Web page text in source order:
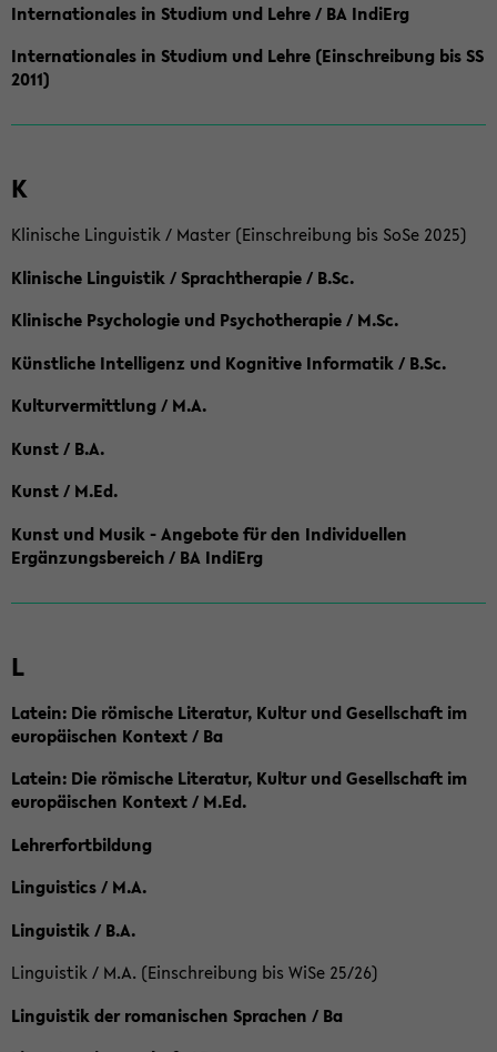
Internationales in Studium und Lehre / BA IndiErg
Internationales in Studium und Lehre (Einschreibung bis SS
2011)
K
Klinische Linguistik / Master (Einschreibung bis SoSe 2025)
Klinische Linguistik / Sprachtherapie / B.Sc.
Klinische Psychologie und Psychotherapie / M.Sc.
Künstliche Intelligenz und Kognitive Informatik / B.Sc.
Kulturvermittlung / M.A.
Kunst / B.A.
Kunst / M.Ed.
Kunst und Musik - Angebote für den Individuellen
Ergänzungsbereich / BA IndiErg
L
Latein: Die römische Literatur, Kultur und Gesellschaft im
europäischen Kontext / Ba
Latein: Die römische Literatur, Kultur und Gesellschaft im
europäischen Kontext / M.Ed.
Lehrerfortbildung
Linguistics / M.A.
Linguistik / B.A.
Linguistik / M.A. (Einschreibung bis WiSe 25/26)
Linguistik der romanischen Sprachen / Ba